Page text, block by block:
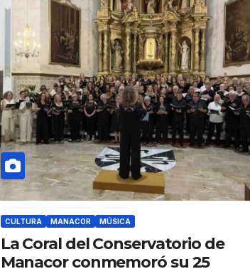
CULTURA MANACOR MÚSICA
La Coral del Conservatorio de
Manacor conmemoró su 25